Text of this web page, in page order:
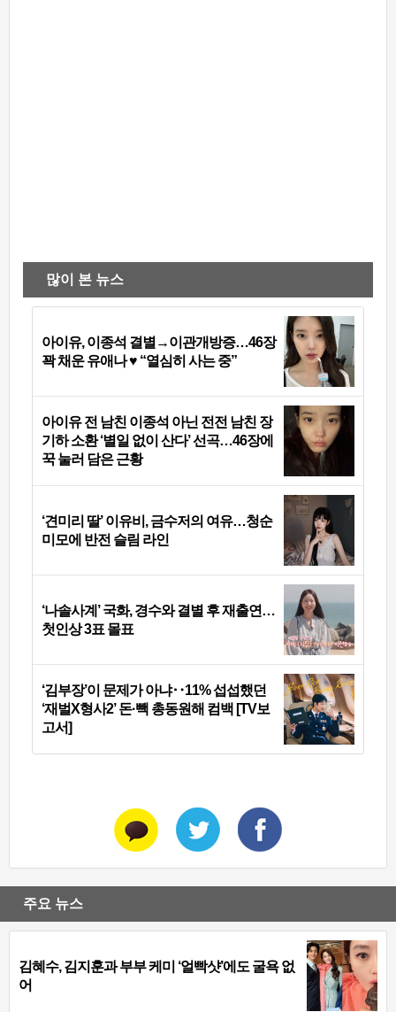
많이 본 뉴스
아이유, 이종석 결별→이관개방증…46장
꽉 채운 유애나 ♥ “열심히 사는 중”
아이유 전 남친 이종석 아닌 전전 남친 장
기하 소환 ‘별일 없이 산다’ 선곡…46장에
꾹 눌러 담은 근황
‘견미리 딸’ 이유비, 금수저의 여유…청순
미모에 반전 슬림 라인
‘나솔사계’ 국화, 경수와 결별 후 재출연…
첫인상 3표 몰표
‘김부장’이 문제가 아냐‥11% 섭섭했던
‘재벌X형사2’ 돈·빽 총동원해 컴백 [TV보
고서]
주요 뉴스
김혜수, 김지훈과 부부 케미 ‘얼빡샷’에도 굴욕 없
어